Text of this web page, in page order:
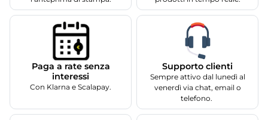
Paga a rate senza
interessi
Con Klarna e Scalapay.
Supporto clienti
Sempre attivo dal lunedì al
venerdì via chat, email o
telefono.